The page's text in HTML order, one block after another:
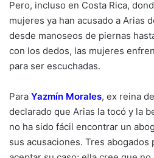
Pero, incluso en Costa Rica,
mujeres ya han acusado a Arias
desde manoseos de piernas
con los dedos, las mujeres
para ser escuchadas.
Para Yazmín Morales, ex reina
declarado que Arias la tocó y la
no ha sido fácil encontrar un
sus acusaciones. Tres